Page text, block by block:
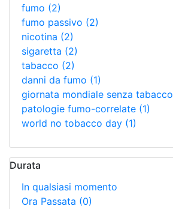
fumo (2)
fumo passivo (2)
nicotina (2)
sigaretta (2)
tabacco (2)
danni da fumo (1)
giornata mondiale senza tabacco
patologie fumo-correlate (1)
world no tobacco day (1)
Durata
In qualsiasi momento
Ora Passata (0)